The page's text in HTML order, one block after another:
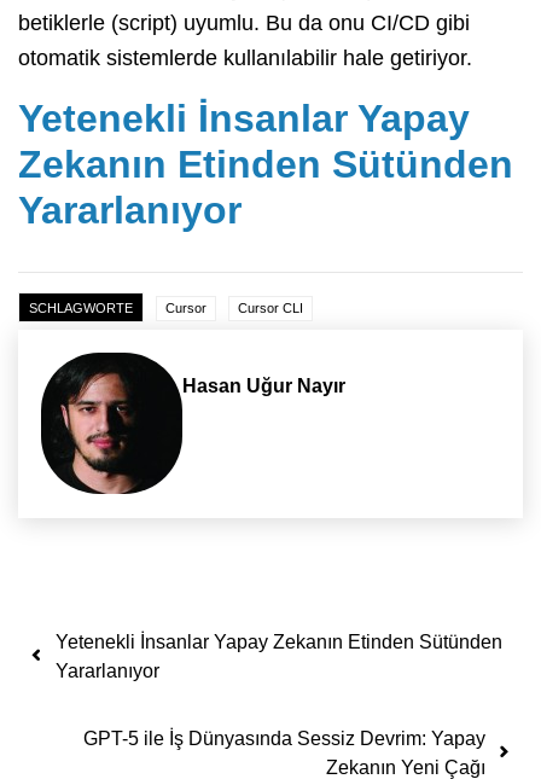
betiklerle (script) uyumlu. Bu da onu CI/CD gibi
otomatik sistemlerde kullanılabilir hale getiriyor.
Yetenekli İnsanlar Yapay
Zekanın Etinden Sütünden
Yararlanıyor
SCHLAGWORTE Cursor Cursor CLI
Hasan Uğur Nayır
Yazı dolaşımı
Yetenekli İnsanlar Yapay Zekanın Etinden Sütünden
Yararlanıyor
GPT-5 ile İş Dünyasında Sessiz Devrim: Yapay
Zekanın Yeni Çağı